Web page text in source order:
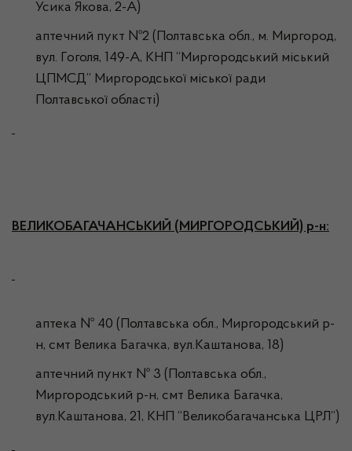
Усика Якова, 2-А)
аптечний пукт №2 (Полтавська обл., м. Миргород,
вул. Гоголя, 149-А, КНП “Миргородський міський
ЦПМСД” Миргородської міської ради
Полтавської області)
ВЕЛИКОБАГАЧАНСЬКИЙ (МИРГОРОДСЬКИЙ) р-н:
аптека № 40 (Полтавська обл., Миргородський р-
н, смт Велика Багачка, вул.Каштанова, 18)
аптечний пункт № 3 (Полтавська обл.,
Миргородський р-н, смт Велика Багачка,
вул.Каштанова, 21, КНП “Великобагачанська ЦРЛ”)